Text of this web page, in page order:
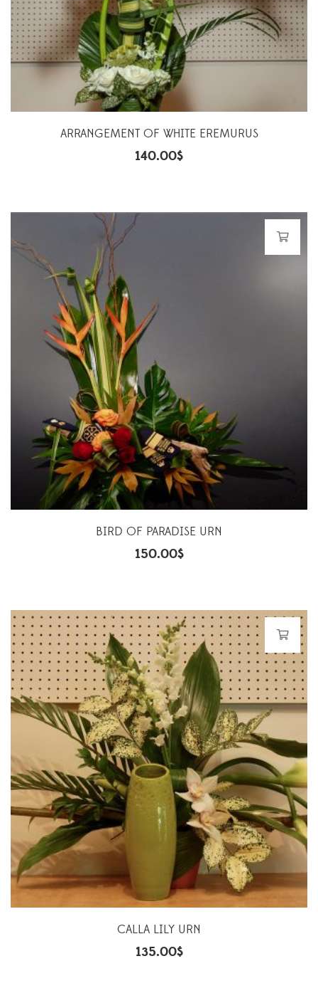
ARRANGEMENT OF WHITE EREMURUS
140.00$
BIRD OF PARADISE URN
150.00$
CALLA LILY URN
135.00$